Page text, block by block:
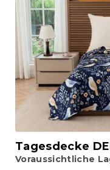
Tagesdecke
Voraussichtliche